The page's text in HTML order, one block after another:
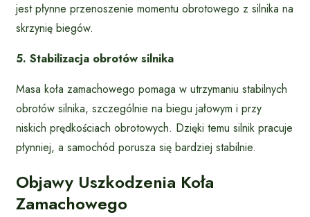
jest płynne przenoszenie momentu obrotowego z silnika na
skrzynię biegów.
5. Stabilizacja obrotów silnika
Masa koła zamachowego pomaga w utrzymaniu stabilnych
obrotów silnika, szczególnie na biegu jałowym i przy
niskich prędkościach obrotowych. Dzięki temu silnik pracuje
płynniej, a samochód porusza się bardziej stabilnie.
Objawy Uszkodzenia Koła
Zamachowego